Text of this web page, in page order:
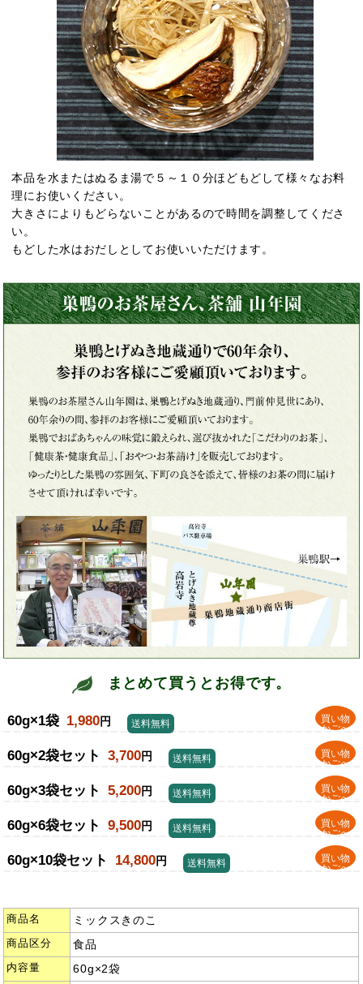
本品を水またはぬるま湯で５～１０分ほどもどして様々なお料
理にお使いください。
大きさによりもどらないことがあるので時間を調整してくださ
い。
もどした水はおだしとしてお使いいただけます。
まとめて買うとお得です。
60g×1袋 1,980円
買い物
かごへ
送料無料
60g×2袋セット 3,700円
買い物
かごへ
送料無料
60g×3袋セット 5,200円
買い物
かごへ
送料無料
60g×6袋セット 9,500円
買い物
かごへ
送料無料
60g×10袋セット 14,800円
買い物
かごへ
送料無料
商品名 ミックスきのこ
商品区分 食品
内容量 60g×2袋